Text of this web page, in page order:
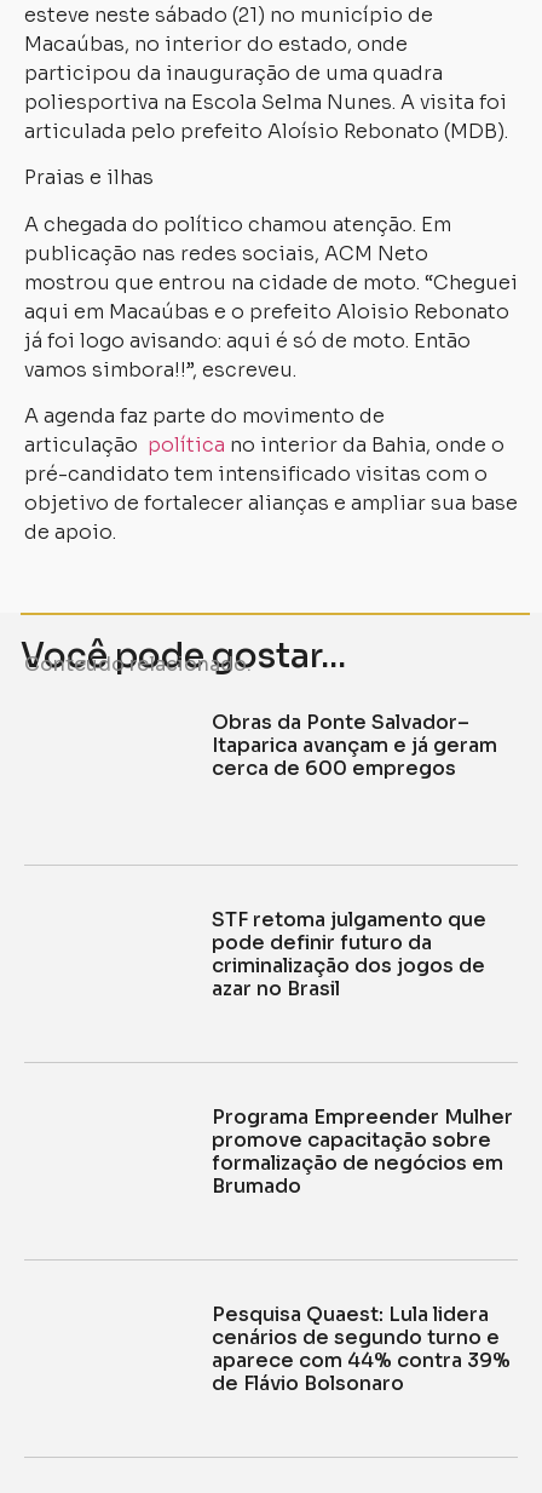
esteve neste sábado (21) no município de
Macaúbas, no interior do estado, onde
participou da inauguração de uma quadra
poliesportiva na Escola Selma Nunes. A visita foi
articulada pelo prefeito Aloísio Rebonato (MDB).
Praias e ilhas
A chegada do político chamou atenção. Em
publicação nas redes sociais, ACM Neto
mostrou que entrou na cidade de moto. “Cheguei
aqui em Macaúbas e o prefeito Aloisio Rebonato
já foi logo avisando: aqui é só de moto. Então
vamos simbora!!”, escreveu.
A agenda faz parte do movimento de
articulação política no interior da Bahia, onde o
pré-candidato tem intensificado visitas com o
objetivo de fortalecer alianças e ampliar sua base
de apoio.
Você pode gostar...
Conteúdo relacionado.
Obras da Ponte Salvador–
Itaparica avançam e já geram
cerca de 600 empregos
STF retoma julgamento que
pode definir futuro da
criminalização dos jogos de
azar no Brasil
Programa Empreender Mulher
promove capacitação sobre
formalização de negócios em
Brumado
Pesquisa Quaest: Lula lidera
cenários de segundo turno e
aparece com 44% contra 39%
de Flávio Bolsonaro